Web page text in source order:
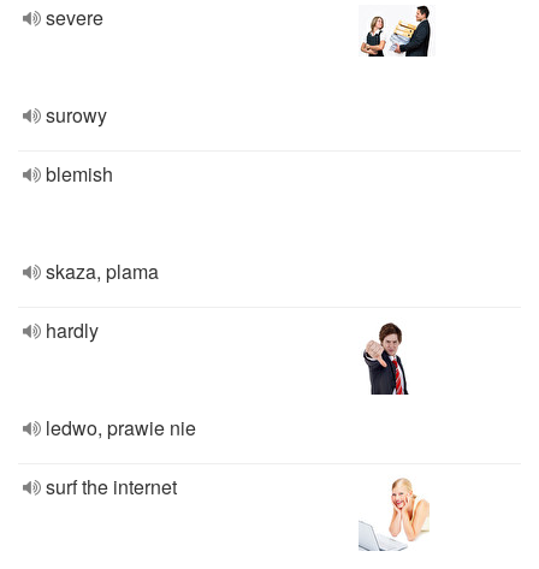
severe
surowy
blemish
skaza, plama
hardly
ledwo, prawie nie
surf the internet